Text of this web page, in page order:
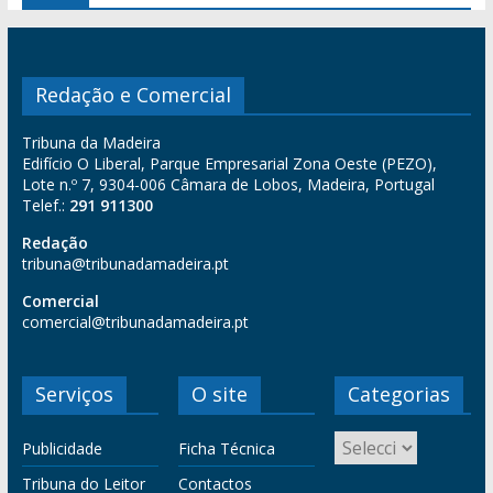
Redação e Comercial
Tribuna da Madeira
Edifício O Liberal, Parque Empresarial Zona Oeste (PEZO),
Lote n.º 7, 9304-006 Câmara de Lobos, Madeira, Portugal
Telef.: 291 911300
Redação
tribuna@tribunadamadeira.pt
Comercial
comercial@tribunadamadeira.pt
Serviços
Publicidade
Tribuna do Leitor
O site
Ficha Técnica
Contactos
Categorias